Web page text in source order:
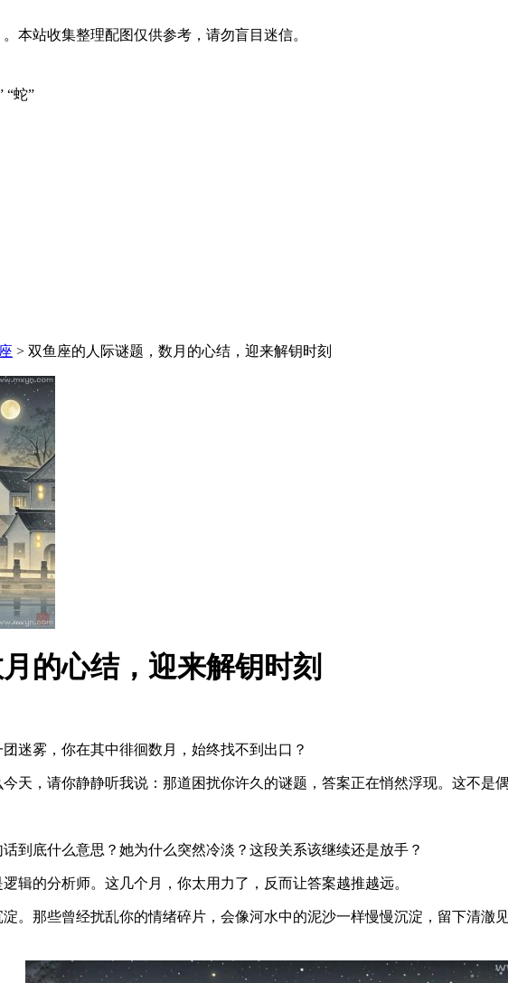
本站收集整理配图仅供参考，请勿盲目迷信。
“蛇”
> 双鱼座的人际谜题，数月的心结，迎来解钥时刻
的心结，迎来解钥时刻
迷雾，你在其中徘徊数月，始终找不到出口？
天，请你静静听我说：那道困扰你许久的谜题，答案正在悄然浮现。这不是
底什么意思？她为什么突然冷淡？这段关系该继续还是放手？
辑的分析师。这几个月，你太用力了，反而让答案越推越远。
。那些曾经扰乱你的情绪碎片，会像河水中的泥沙一样慢慢沉淀，留下清澈